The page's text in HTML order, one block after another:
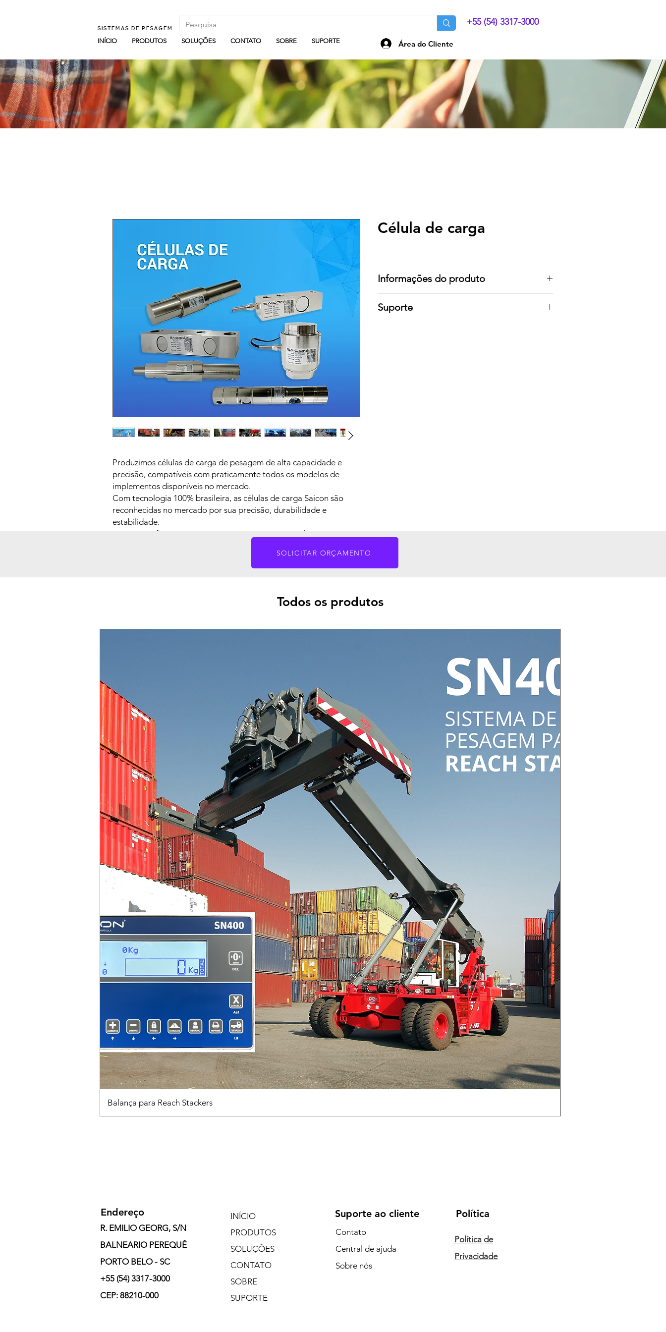
SISTEMAS DE PESAGEM
INÍCIO PRODUTOS SOLUÇÕES CONTATO SOBRE SUPORTE Área do Cliente
+55 (54) 3317-3000
Produzimos células de carga de pesagem de alta capacidade e
precisão, compatíveis com praticamente todos os modelos de
implementos disponíveis no mercado.
Com tecnologia 100% brasileira, as células de carga Saicon são
reconhecidas no mercado por sua precisão, durabilidade e
estabilidade.
Saicon significa mais gerenciamento nos processos de carga e
Célula de carga
Informações do produto
Suporte
SOLICITAR ORÇAMENTO
Todos os produtos
Balança para Reach Stackers
Endereço
R. EMILIO GEORG, S/N
BALNEARIO PEREQUÊ
PORTO BELO - SC
+55 (54) 3317-3000
CEP: 88210-000
INÍCIO
PRODUTOS
SOLUÇÕES
CONTATO
SOBRE
SUPORTE
Suporte ao cliente
Contato
Central de ajuda
Sobre nós
Política
Política de
Privacidade